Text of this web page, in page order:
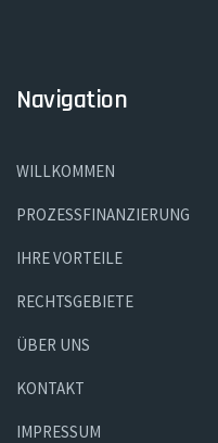
Navigation
WILLKOMMEN
PROZESSFINANZIERUNG
IHRE VORTEILE
RECHTSGEBIETE
ÜBER UNS
KONTAKT
IMPRESSUM